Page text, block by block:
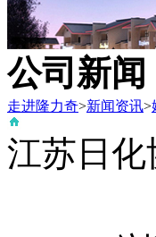
公司新闻
走进隆力奇>新闻资讯>
江苏日